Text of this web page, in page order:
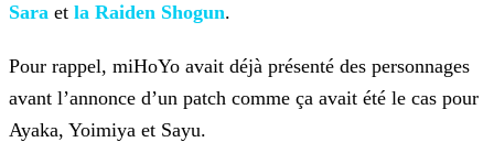
Sara et la Raiden Shogun.
Pour rappel, miHoYo avait déjà présenté des personnages
avant l’annonce d’un patch comme ça avait été le cas pour
Ayaka, Yoimiya et Sayu.